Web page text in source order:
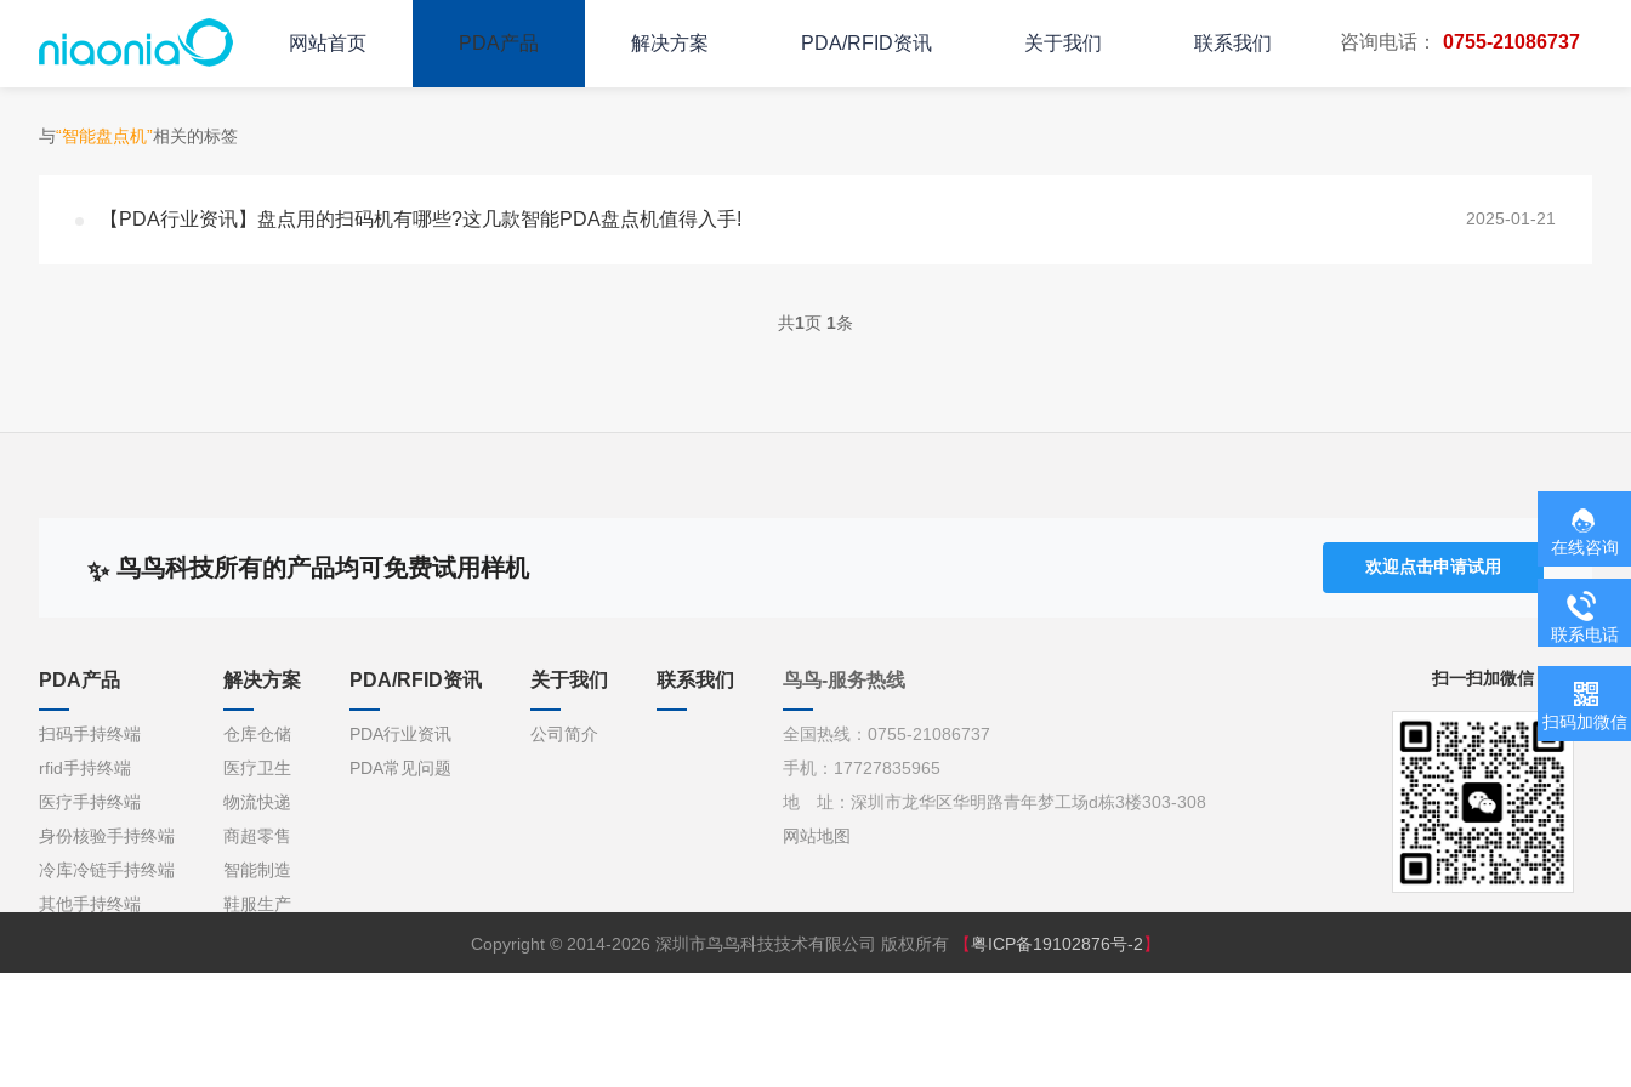
网站首页 PDA产品 解决方案 PDA/RFID资讯 关于我们 联系我们 咨询电话： 0755-21086737
与“智能盘点机”相关的标签
主页 TAG标签
【PDA行业资讯】盘点用的扫码机有哪些?这几款智能PDA盘点机值得入手! 2025-01-21
共1页 1条
鸟鸟科技所有的产品均可免费试用样机 欢迎点击申请试用
PDA产品
扫码手持终端
rfid手持终端
医疗手持终端
身份核验手持终端
冷库冷链手持终端
其他手持终端
解决方案
仓库仓储
医疗卫生
物流快递
商超零售
智能制造
鞋服生产
PDA/RFID资讯
PDA行业资讯
PDA常见问题
关于我们
公司简介
联系我们 鸟鸟-服务热线
全国热线：0755-21086737
手机：17727835965
地 址：深圳市龙华区华明路青年梦工场d栋3楼303-308
网站地图
扫一扫加微信
Copyright © 2014-2026 深圳市鸟鸟科技技术有限公司 版权所有 【粤ICP备19102876号-2】
在线咨询
联系电话
扫码加微信